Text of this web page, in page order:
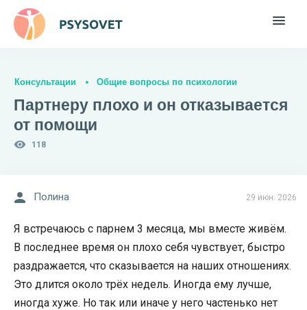
Консультации Общие вопросы по психологии
Партнеру плохо и он отказывается
от помощи
118
29 июн. 2026
Полина
Я встречаюсь с парнем 3 месяца, мы вместе живём.
В последнее время он плохо себя чувствует, быстро
раздражается, что сказывается на наших отношениях.
Это длится около трёх недель. Иногда ему лучше,
иногда хуже. Но так или иначе у него частенько нет